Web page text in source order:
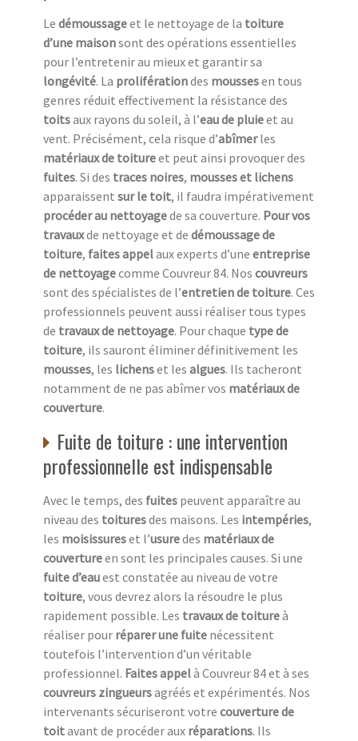
Le démoussageet le nettoyage de la toiture
d’une maisonsont des opérations essentielles
pour l’entretenir au mieux et garantir sa
longévité. La proliférationdes moussesen tous
genres réduit effectivement la résistance des
toitsaux rayons du soleil, à l’eau de pluieet au
vent. Précisément, cela risque d’abîmerles
matériaux de toitureet peut ainsi provoquer des
fuites. Si des traces noires, mousses et lichens
apparaissent sur le toit, il faudra impérativement
procéder au nettoyagede sa couverture. Pour vos
travauxde nettoyage et de démoussage de
toiture, faites appelaux experts d’une entreprise
de nettoyagecomme Couvreur 84. Nos couvreurs
sont des spécialistes de l’entretien de toiture. Ces
professionnels peuvent aussi réaliser tous types
de travaux de nettoyage. Pour chaque type de
toiture, ils sauront éliminer définitivement les
mousses, les lichenset les algues. Ils tacheront
notamment de ne pas abîmer vos matériaux de
couverture.
Fuite de toiture : une intervention
professionnelle est indispensable
Avec le temps, des fuites peuvent apparaître au
niveau des toituresdes maisons. Les intempéries,
les moisissureset l’usuredes matériaux de
couvertureen sont les principales causes. Si une
fuite d’eauest constatée au niveau de votre
toiture, vous devrez alors la résoudre le plus
rapidement possible. Les travaux de toitureà
réaliser pour réparer une fuite nécessitent
toutefois l’intervention d’un véritable
professionnel. Faites appelà Couvreur 84 et à ses
couvreurs zingueursagréés et expérimentés. Nos
intervenants sécuriseront votre couverture de
toitavant de procéder aux réparations. Ils